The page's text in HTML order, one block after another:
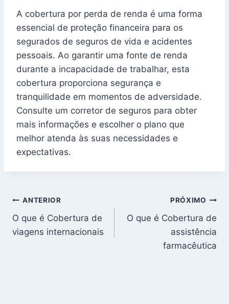
A cobertura por perda de renda é uma forma
essencial de proteção financeira para os
segurados de seguros de vida e acidentes
pessoais. Ao garantir uma fonte de renda
durante a incapacidade de trabalhar, esta
cobertura proporciona segurança e
tranquilidade em momentos de adversidade.
Consulte um corretor de seguros para obter
mais informações e escolher o plano que
melhor atenda às suas necessidades e
expectativas.
Navegação
de
ANTERIOR
O que é Cobertura de
viagens internacionais
PRÓXIMO
O que é Cobertura de
assistência
farmacêutica